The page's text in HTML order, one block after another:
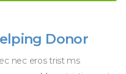
Donor
nec eros trist ms